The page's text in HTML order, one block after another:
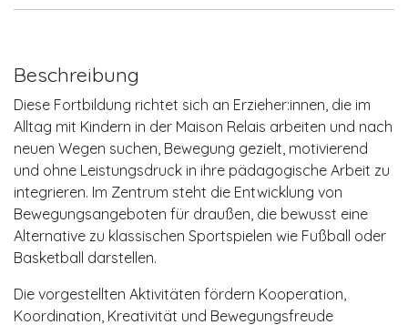
Beschreibung
Diese Fortbildung richtet sich an Erzieher:innen, die im
Alltag mit Kindern in der Maison Relais arbeiten und nach
neuen Wegen suchen, Bewegung gezielt, motivierend
und ohne Leistungsdruck in ihre pädagogische Arbeit zu
integrieren. Im Zentrum steht die Entwicklung von
Bewegungsangeboten für draußen, die bewusst eine
Alternative zu klassischen Sportspielen wie Fußball oder
Basketball darstellen.
Die vorgestellten Aktivitäten fördern Kooperation,
Koordination, Kreativität und Bewegungsfreude